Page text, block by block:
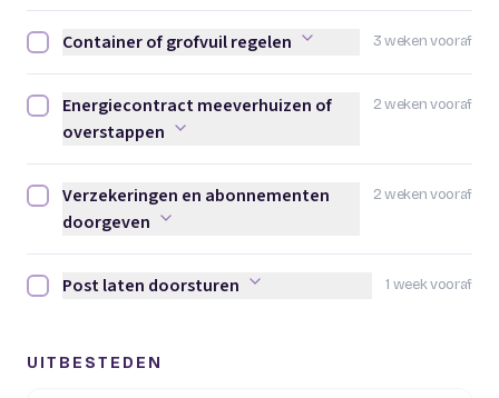
3 weken vooraf
Container of grofvuil regelen afvinken
Container of grofvuil regelen
2 weken vooraf
Energiecontract meeverhuizen of overstappen afvinken
Energiecontract meeverhuizen of
overstappen
2 weken vooraf
Verzekeringen en abonnementen doorgeven afvinken
Verzekeringen en abonnementen
doorgeven
1 week vooraf
Post laten doorsturen afvinken
Post laten doorsturen
UITBESTEDEN